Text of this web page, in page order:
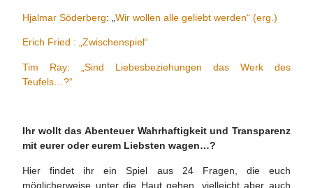
Hjalmar Söderberg: „Wir wollen alle geliebt werden“ (erg.)
Erich Fried : „Zwischenspiel“
Tim Ray: „Sind Liebesbeziehungen das Werk des
Teufels…?“
Ihr wollt das Abenteuer Wahrhaftigkeit und Transparenz
mit eurer oder eurem Liebsten wagen…?
Hier findet ihr ein Spiel aus 24 Fragen, die euch
möglicherweise unter die Haut gehen, vielleicht aber auch